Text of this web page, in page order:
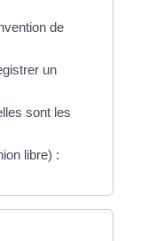
de
un
sont les
libre) :